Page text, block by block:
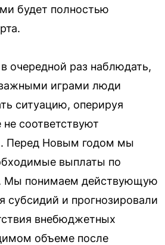
будет полностью
очередной раз наблюдать,
играми люди
ситуацию, оперируя
соответствуют
Перед Новым годом мы
выплаты по
Мы понимаем действующую
субсидий и прогнозировали
внебюджетных
объеме после